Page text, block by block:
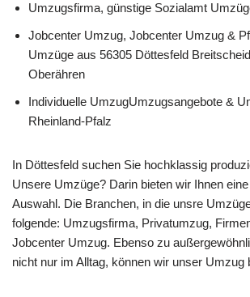
Umzugsfirma, günstige Sozialamt
Jobcenter Umzug, Jobcenter Umzug &
Umzüge aus 56305 Döttesfeld
Oberähren
Individuelle UmzugUmzugsangebote &
Rheinland-Pfalz
In Döttesfeld suchen Sie hochklassig
Unsere Umzüge? Darin bieten wir Ihnen
Auswahl. Die Branchen, in die unsre
folgende: Umzugsfirma, Privatumzug,
Jobcenter Umzug. Ebenso zu
nicht nur im Alltag, können wir unser Umzug